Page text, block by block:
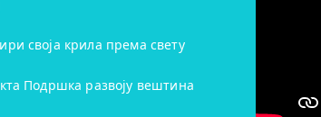
своја крила према свету
Подршка развоју вештина